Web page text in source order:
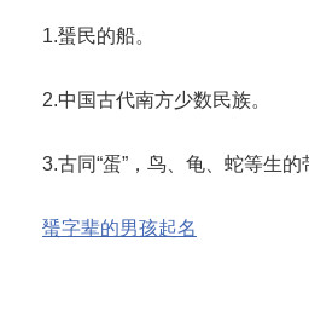
1.蜑民的船。
2.中国古代南方少数民族。
3.古同“蛋”，鸟、龟、蛇等生的
蜑字辈的男孩起名